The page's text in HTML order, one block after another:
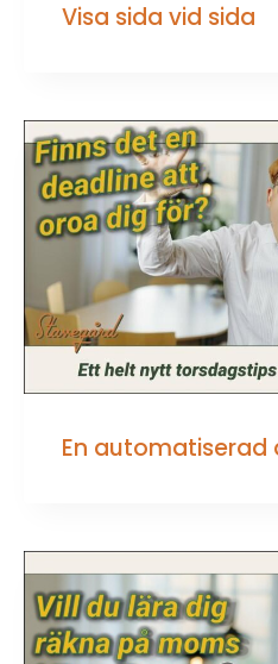
Visa sida vid sida
En automatiserad